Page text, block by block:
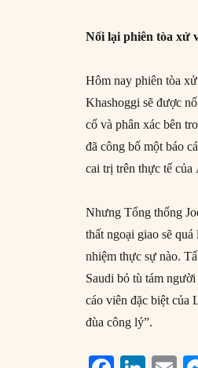
Nối lại phiên tòa xử
Hôm nay phiên tòa
Khashoggi sẽ được
cổ và phân xác bên
đã công bố một báo
cai trị trên thực tế của
Nhưng Tổng thống
thất ngoại giao sẽ
nhiệm thực sự nào.
Saudi bỏ tù tám
cáo viên đặc biệt của
đùa công lý”.